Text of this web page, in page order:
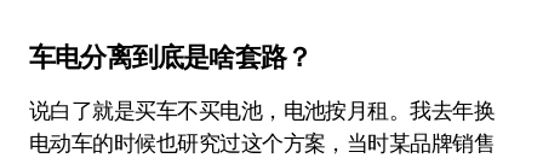
车电分离到底是啥套路？
说白了就是买车不买电池，电池按月租。我去年换
电动车的时候也研究过这个方案，当时某品牌销售